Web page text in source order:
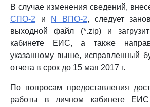
В случае изменения сведений,
СПО-2 и N ВПО-2, следует
выходной файл (*.zip) и
кабинете ЕИС, а также
указанному выше, исправленный
отчета в срок до 15 мая 2017 г.
По вопросам предоставления
работы в личном кабинете